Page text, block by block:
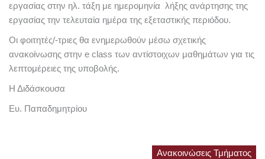
εργασίας στην ηλ. τάξη με ημερομηνία λήξης ανάρτησης της
εργασίας την τελευταία ημέρα της εξεταστικής περιόδου.
Οι φοιτητές/-τριες θα ενημερωθούν μέσω σχετικής
ανακοίνωσης στην e class των αντίστοιχων μαθημάτων για τις
λεπτομέρειες της υποβολής.
Η Διδάσκουσα
Ευ. Παπαδημητρίου
Ανακοινώσεις Τμήματος